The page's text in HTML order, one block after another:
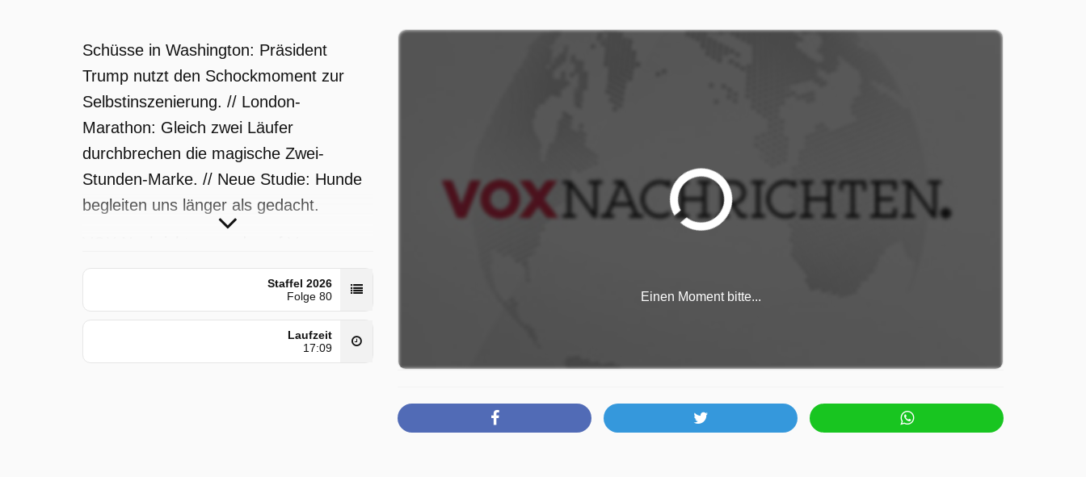
Schüsse in Washington: Präsident
Trump nutzt den Schockmoment zur
Selbstinszenierung. // London-
Marathon: Gleich zwei Läufer
durchbrechen die magische Zwei-
Stunden-Marke. // Neue Studie: Hunde
begleiten uns länger als gedacht.
ausgestrahlt am Dienstag 28 April 2026,
Staffel 2026
Folge 80
Laufzeit
17:09
Einen Moment bitte...